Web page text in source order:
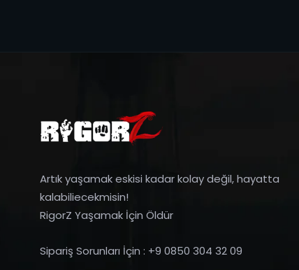
Artık yaşamak eskisi kadar kolay değil, hayatta
kalabiliecekmisin!
RigorZ Yaşamak İçin Öldür
Sipariş Sorunları İçin : +9 0850 304 32 09